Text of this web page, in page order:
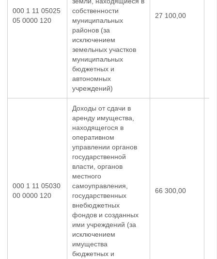
000 1 11 05025
05 0000 120
собственности
муниципальных
районов (за
исключением
земельных участков
муниципальных
бюджетных и
автономных
учреждений)
27 100,00
000 1 11 05030
00 0000 120
Доходы от сдачи в
аренду имущества,
находящегося в
оперативном
управлении органов
государственной
власти, органов
местного
самоуправления,
государственных
внебюджетных
фондов и созданных
ими учреждений (за
исключением
имущества
бюджетных и
66 300,00